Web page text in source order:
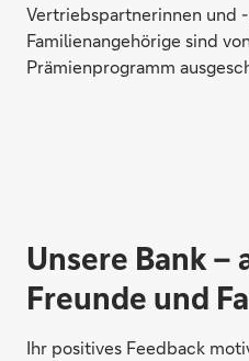
Electronic Dartboard
Vertriebspartnerinnen und
Familienangehörige sind
Prämienprogramm
Unsere Bank –
Freunde und
Ihr positives Feedback